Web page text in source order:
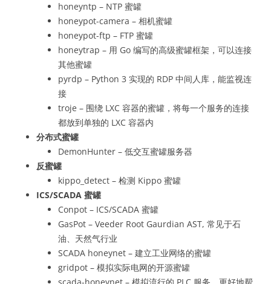
honeyntp – NTP 蜜罐
honeypot-camera – 相机蜜罐
honeypot-ftp – FTP 蜜罐
honeytrap – 用 Go 编写的高级蜜罐框架，可以连接
其他蜜罐
pyrdp – Python 3 实现的 RDP 中间人库，能监视连
接
troje – 围绕 LXC 容器的蜜罐，将每一个服务的连接
都放到单独的 LXC 容器内
分布式蜜罐
DemonHunter – 低交互蜜罐服务器
反蜜罐
kippo_detect – 检测 Kippo 蜜罐
ICS/SCADA 蜜罐
Conpot – ICS/SCADA 蜜罐
GasPot – Veeder Root Gaurdian AST, 常见于石
油、天然气行业
SCADA honeynet – 建立工业网络的蜜罐
gridpot – 模拟实际电网的开源蜜罐